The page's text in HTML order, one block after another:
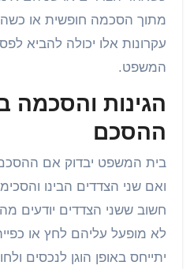
מתוך הסכמה חופשית או
עקרונות אלו יכולה להביא
המשפט.
הגינות והסכמה
ההסכם
בית המשפט יבדוק אם ההסכם
ואם שני הצדדים הבינו
חשוב ששני הצדדים יודעים
לא מופעל עליהם לחץ או
יתייחס באופן הוגן לנכסים